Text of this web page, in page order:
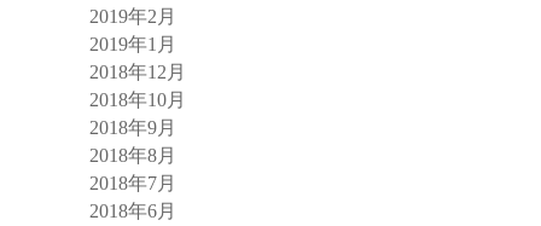
2019年2月
2019年1月
2018年12月
2018年10月
2018年9月
2018年8月
2018年7月
2018年6月